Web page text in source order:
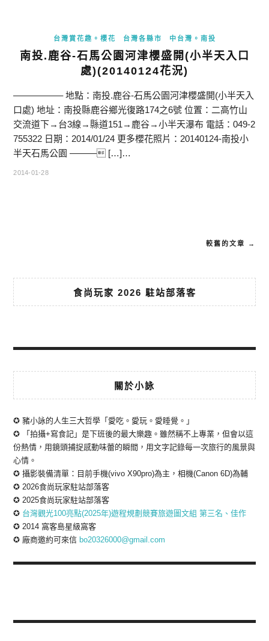
台灣賞花趣。櫻花 台灣各縣市 中台灣。南投
南投.鹿谷-石馬公園河津櫻盛開(小半天入口
處)(20140124花況)
—————– 地點：南投.鹿谷-石馬公園河津櫻盛開(小半天入
口處) 地址：南投縣鹿谷鄉光復路174之6號 位置：二高竹山
交流道下→台3線→縣道151→鹿谷→小半天瀑布 電話：049-2
755322 日期：2014/01/24 更多櫻花照片：20140124-南投小
半天石馬公園 ——— […]…
2014-01-28
較舊的文章 →
食尚玩家 2026 駐站部落客
關於小詠
✪ 豬小詠的人生三大哲學「愛吃。愛玩。愛睡覺。」
✪ 「拍攝+寫食記」是下班後的最大樂趣。雖然稱不上專業，但會以這
份熱情，用鏡頭捕捉感動味蕾的瞬間，用文字記錄每一次旅行的風景與
心情。
✪ 攝影裝備清單：目前手機(vivo X90pro)為主，相機(Canon 6D)為輔
✪ 2026食尚玩家駐站部落客
✪ 2025食尚玩家駐站部落客
✪ 台灣觀光100亮點(2025年)遊程規劃競賽旅遊圖文組 第三名、佳作
✪ 2014 窩客島星級窩客
✪ 廠商邀約可來信 bo20326000@gmail.com